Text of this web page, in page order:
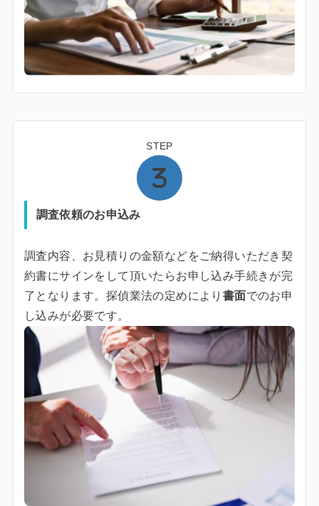
STEP
調査依頼のお申込み
調査内容、お見積りの金額などをご納得いただき契
約書にサインをして頂いたらお申し込み手続きが完
了となります。探偵業法の定めにより 書面でのお申
し込みが必要です。